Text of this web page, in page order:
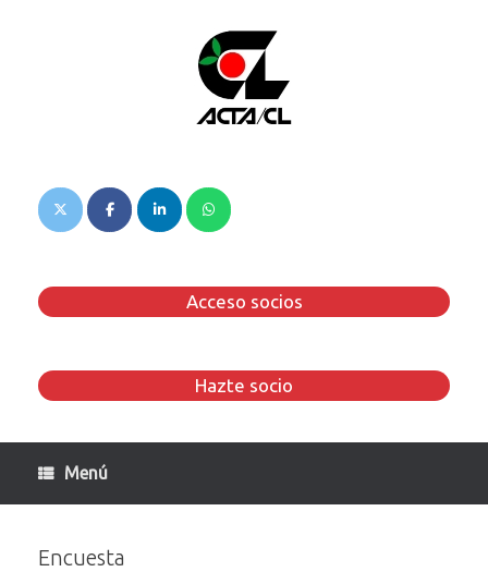
Acceso socios
Hazte socio
Menú
Encuesta